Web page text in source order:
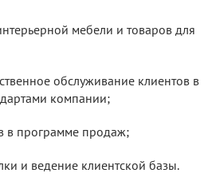
мебели и товаров для
обслуживание клиентов в
компании;
в программе продаж;
и ведение клиентской базы.